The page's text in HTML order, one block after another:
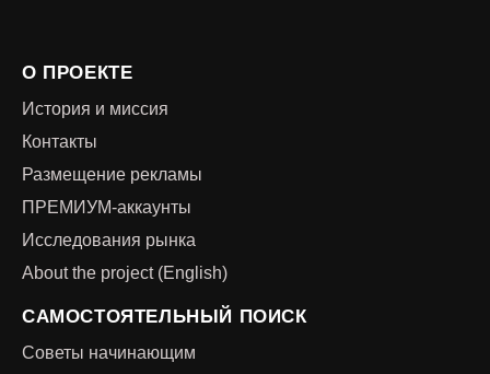
О ПРОЕКТЕ
История и миссия
Контакты
Размещение рекламы
ПРЕМИУМ-аккаунты
Исследования рынка
About the project (English)
САМОСТОЯТЕЛЬНЫЙ ПОИСК
Советы начинающим